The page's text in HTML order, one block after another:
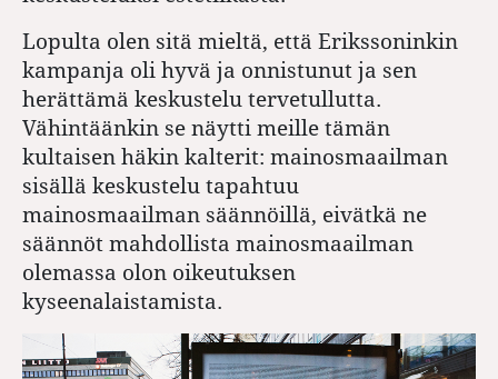
Lopulta olen sitä mieltä, että Erikssoninkin
kampanja oli hyvä ja onnistunut ja sen
herättämä keskustelu tervetullutta.
Vähintäänkin se näytti meille tämän
kultaisen häkin kalterit: mainosmaailman
sisällä keskustelu tapahtuu
mainosmaailman säännöillä, eivätkä ne
säännöt mahdollista mainosmaailman
olemassa olon oikeutuksen
kyseenalaistamista.